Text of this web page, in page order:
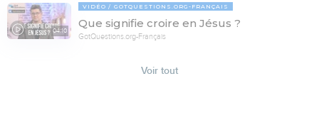
04:10
VIDÉO GOTQUESTIONS.ORG-FRANÇAIS
Que signifie croire en Jésus ?
GotQuestions.org-Français
Voir tout